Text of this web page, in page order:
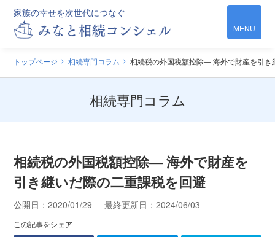
家族の幸せを次世代につなぐ
MENU
トップページ 相続専門コラム 相続税の外国税額控除― 海外で財産を引き
相続専門コラム
相続税の外国税額控除― 海外で財産を
引き継いだ際の二重課税を回避
公開日：2020/01/29 最終更新日：2024/06/03
この記事をシェア